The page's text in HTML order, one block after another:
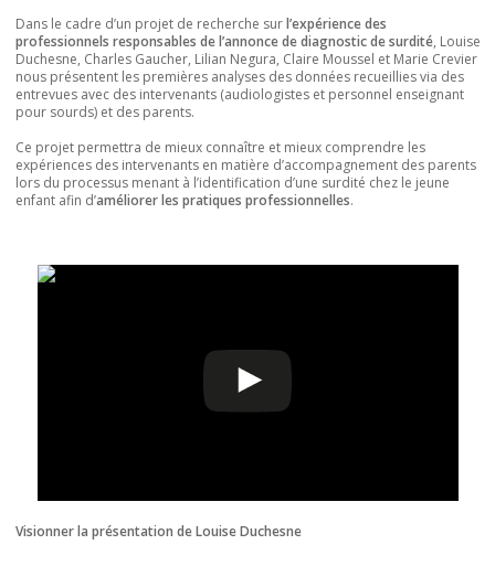
Dans le cadre d’un projet de recherche surl’expérience des
professionnels responsables de l’annonce de diagnostic de surdité, Louise
Duchesne, Charles Gaucher, Lilian Negura, Claire Moussel et Marie Crevier
nous présentent les premières analyses des données recueillies via des
entrevues avec des intervenants (audiologistes et personnel enseignant
pour sourds) et des parents.
Ce projet permettra de mieux connaître et mieux comprendre les
expériences des intervenants en matière d’accompagnement des parents
lors du processus menant à l’identification d’une surdité chez le jeune
enfant afin d’améliorer les pratiques professionnelles.
Visionner la présentation de Louise Duchesne